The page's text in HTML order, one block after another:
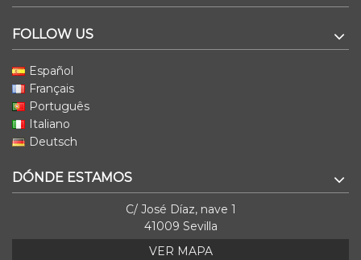
FOLLOW US
Español
Français
Português
Italiano
Deutsch
DÓNDE ESTAMOS
C/ José Díaz, nave 1
41009 Sevilla
VER MAPA